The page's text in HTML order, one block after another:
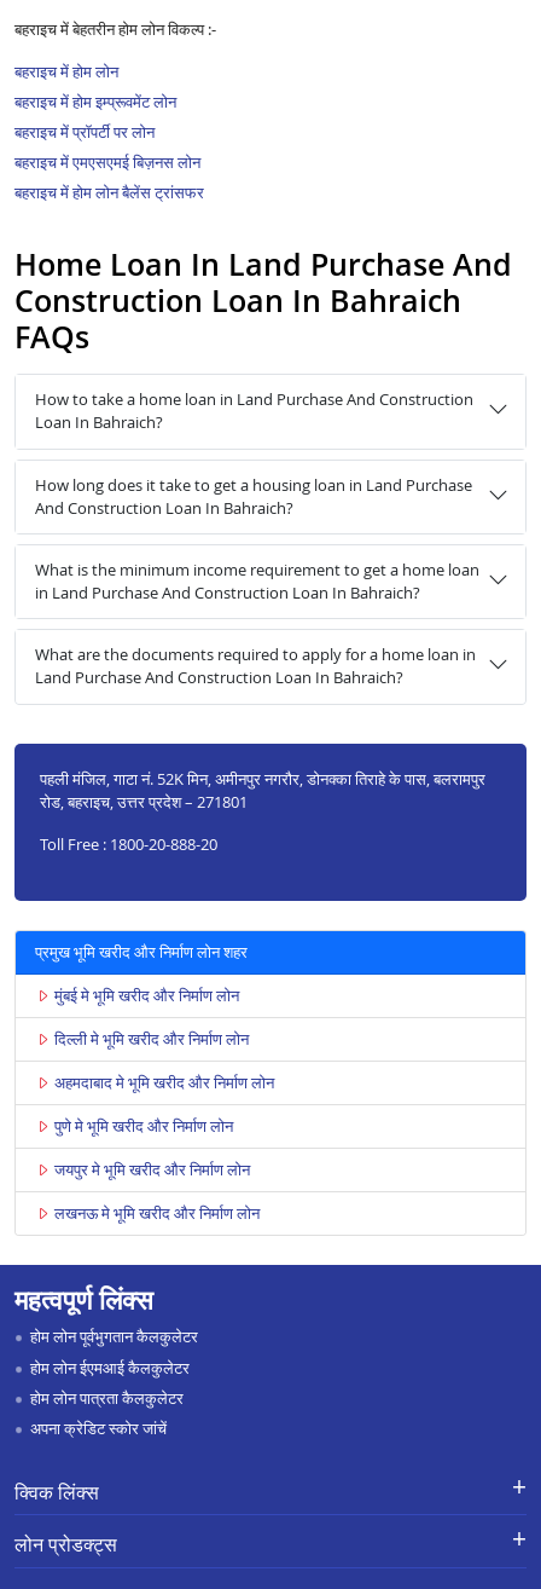
बहराइच में बेहतरीन होम लोन विकल्प :-
बहराइच में होम लोन
बहराइच में होम इम्प्रूवमेंट लोन
बहराइच में प्रॉपर्टी पर लोन
बहराइच में एमएसएमई बिज़नस लोन
बहराइच में होम लोन बैलेंस ट्रांसफर
Home Loan In Land Purchase And
Construction Loan In Bahraich
FAQs
How to take a home loan in Land Purchase And Construction
Loan In Bahraich?
How long does it take to get a housing loan in Land Purchase
And Construction Loan In Bahraich?
What is the minimum income requirement to get a home loan
in Land Purchase And Construction Loan In Bahraich?
What are the documents required to apply for a home loan in
Land Purchase And Construction Loan In Bahraich?
पहली मंजिल, गाटा नं. 52K मिन, अमीनपुर नगरौर, डोनक्का तिराहे के पास, बलरामपुर
रोड, बहराइच, उत्तर प्रदेश – 271801
Toll Free : 1800-20-888-20
प्रमुख भूमि खरीद और निर्माण लोन शहर
मुंबई मे भूमि खरीद और निर्माण लोन
दिल्ली मे भूमि खरीद और निर्माण लोन
अहमदाबाद मे भूमि खरीद और निर्माण लोन
पुणे मे भूमि खरीद और निर्माण लोन
जयपुर मे भूमि खरीद और निर्माण लोन
लखनऊ मे भूमि खरीद और निर्माण लोन
महत्वपूर्ण लिंक्स
होम लोन पूर्वभुगतान कैलकुलेटर
होम लोन ईएमआई कैलकुलेटर
होम लोन पात्रता कैलकुलेटर
अपना क्रेडिट स्कोर जांचें
क्विक लिंक्स
लोन के लिए एप्लाई करें
लोन प्रोडक्ट्स
लोन प्रोडक्ट्स